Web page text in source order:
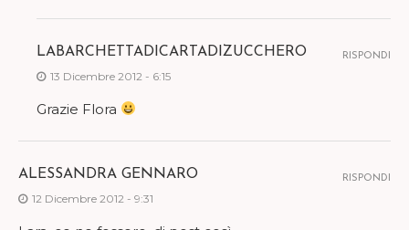
LABARCHETTADICARTADIZUCCHERO
13 Dicembre 2012 - 6:15
Grazie Flora
RISPONDI
ALESSANDRA GENNARO
12 Dicembre 2012 - 9:31
RISPONDI